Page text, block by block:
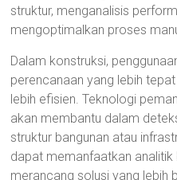
struktur, menganalisis
mengoptimalkan proses
Dalam konstruksi,
perencanaan yang lebih
lebih efisien. Teknologi
akan membantu dalam
struktur bangunan atau
dapat memanfaatkan
merancang solusi yang lebih